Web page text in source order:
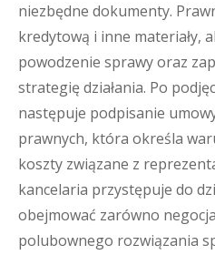
niezbędne dokumenty.
kredytową i inne materiały,
powodzenie sprawy oraz
strategię działania. Po
następuje podpisanie
prawnych, która określa
koszty związane z
kancelaria przystępuje do
obejmować zarówno
polubownego rozwiązania